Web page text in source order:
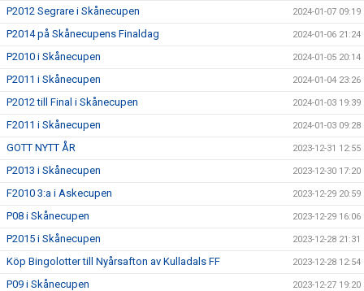
P2012 Segrare i Skånecupen 2024-01-07 09:19
P2014 på Skånecupens Finaldag 2024-01-06 21:24
P2010 i Skånecupen 2024-01-05 20:14
P2011 i Skånecupen 2024-01-04 23:26
P2012 till Final i Skånecupen 2024-01-03 19:39
F2011 i Skånecupen 2024-01-03 09:28
GOTT NYTT ÅR 2023-12-31 12:55
P2013 i Skånecupen 2023-12-30 17:20
F2010 3:a i Askecupen 2023-12-29 20:59
P08 i Skånecupen 2023-12-29 16:06
P2015 i Skånecupen 2023-12-28 21:31
Köp Bingolotter till Nyårsafton av Kulladals FF 2023-12-28 12:54
P09 i Skånecupen 2023-12-27 19:20